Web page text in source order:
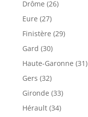
Drôme (26)
Eure (27)
Finistère (29)
Gard (30)
Haute-Garonne (31)
Gers (32)
Gironde (33)
Hérault (34)